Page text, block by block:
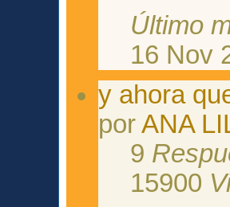
Último
16 Nov
y ahora
porANA
9
15900